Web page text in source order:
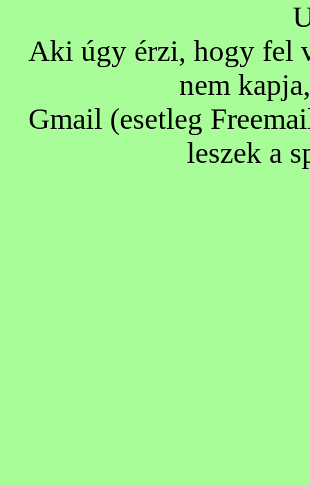
Aki úgy érzi, hogy fel
nem
Gmail (esetleg
leszek a